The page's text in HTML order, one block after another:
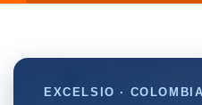
EXCELSIO · COLOMBIA